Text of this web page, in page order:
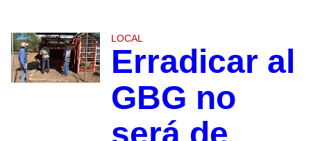
LOCAL
Erradicar al
GBG no